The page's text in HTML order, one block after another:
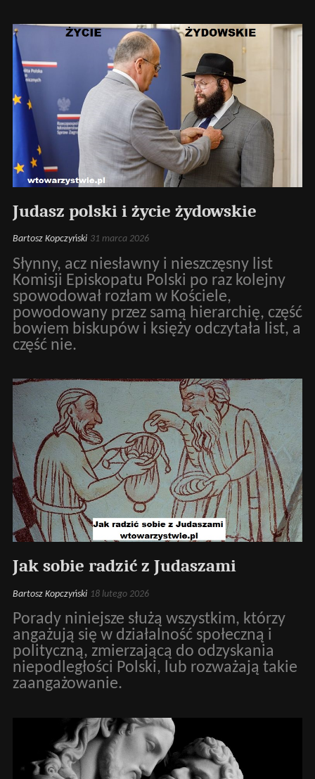
Judasz polski i życie żydowskie
Bartosz Kopczyński 31 marca 2026
Słynny, acz niesławny i nieszczęsny list
Komisji Episkopatu Polski po raz kolejny
spowodował rozłam w Kościele,
powodowany przez samą hierarchię, część
bowiem biskupów i księży odczytała list, a
część nie.
Jak sobie radzić z Judaszami
Bartosz Kopczyński 18 lutego 2026
Porady niniejsze służą wszystkim, którzy
angażują się w działalność społeczną i
polityczną, zmierzającą do odzyskania
niepodległości Polski, lub rozważają takie
zaangażowanie.